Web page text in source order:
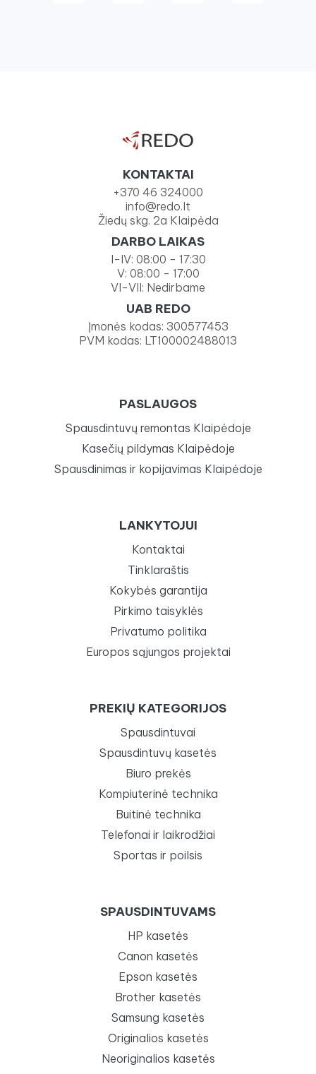
KONTAKTAI
+370 46 324000
info@redo.lt
Žiedų skg. 2a Klaipėda
DARBO LAIKAS
I-IV: 08:00 - 17:30
V: 08:00 - 17:00
VI-VII: Nedirbame
UAB REDO
Įmonės kodas: 300577453
PVM kodas: LT100002488013
PASLAUGOS
Spausdintuvų remontas Klaipėdoje
Kasečių pildymas Klaipėdoje
Spausdinimas ir kopijavimas Klaipėdoje
LANKYTOJUI
Kontaktai
Tinklaraštis
Kokybės garantija
Pirkimo taisyklės
Privatumo politika
Europos sąjungos projektai
PREKIŲ KATEGORIJOS
Spausdintuvai
Spausdintuvų kasetės
Biuro prekės
Kompiuterinė technika
Buitinė technika
Telefonai ir laikrodžiai
Sportas ir poilsis
SPAUSDINTUVAMS
HP kasetės
Canon kasetės
Epson kasetės
Brother kasetės
Samsung kasetės
Originalios kasetės
Neoriginalios kasetės